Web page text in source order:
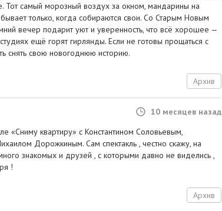
Тот самый морозный воздух за окном, мандарины на
только, когда собираются свои. Со Старым Новым
вечер подарит уют и уверенность, что всё хорошее —
ещё горят гирлянды. Если не готовы прощаться с
снять свою новогоднюю историю.
Архив
10 месяцев назад
«Сниму квартиру» с Константином Соловьевым,
Дорожкиным. Сам спектакль , честно скажу, на
знакомых и друзей , с которыми давно не виделись ,
!
Архив